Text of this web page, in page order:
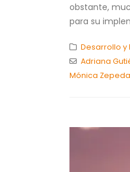
obstante,
para su
Desarrollo y
Adriana
Mónica Zepeda